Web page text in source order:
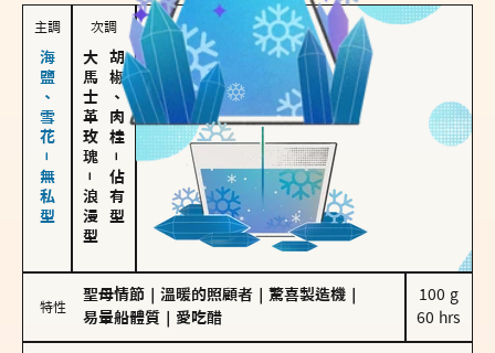
主調
海鹽、雪花－無私型
次調
大馬士革玫瑰
－
浪漫型
胡椒、肉桂
－
佔有型
特性
聖母情節 溫暖的照顧者 驚喜製造機
易暈船體質
愛吃醋
100 g
60 hrs